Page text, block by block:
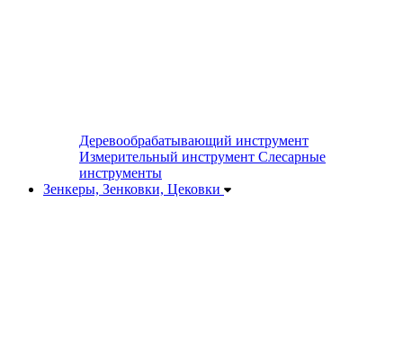
Деревообрабатывающий инструмент
Измерительный инструмент Слесарные
инструменты
Зенкеры, Зенковки, Цековки